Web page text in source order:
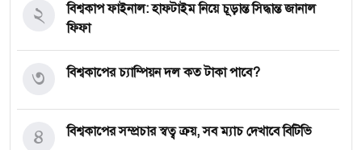
বিশ্বকাপ ফাইনাল: হাফটাইম নিয়ে চূড়ান্ত সিদ্ধান্ত জানাল
ফিফা
২
বিশ্বকাপের চ্যাম্পিয়ন দল কত টাকা পাবে?
৩
বিশ্বকাপের সম্প্রচার স্বত্ব ক্রয়, সব ম্যাচ দেখাবে বিটিভি
৪